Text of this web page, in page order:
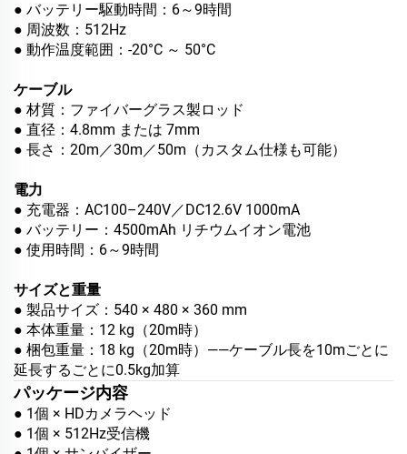
● バッテリー駆動時間：6～9時間
● 周波数：512Hz
● 動作温度範囲：-20°C ～ 50°C
ケーブル
● 材質：ファイバーグラス製ロッド
● 直径：4.8mm または 7mm
● 長さ：20m／30m／50m（カスタム仕様も可能）
電力
● 充電器：AC100–240V／DC12.6V 1000mA
● バッテリー：4500mAh リチウムイオン電池
● 使用時間：6～9時間
サイズと重量
● 製品サイズ：540 × 480 × 360 mm
● 本体重量：12 kg（20m時）
● 梱包重量：18 kg（20m時）——ケーブル長を10mごとに
延長するごとに0.5kg加算
パッケージ内容
● 1個 × HDカメラヘッド
● 1個 × 512Hz受信機